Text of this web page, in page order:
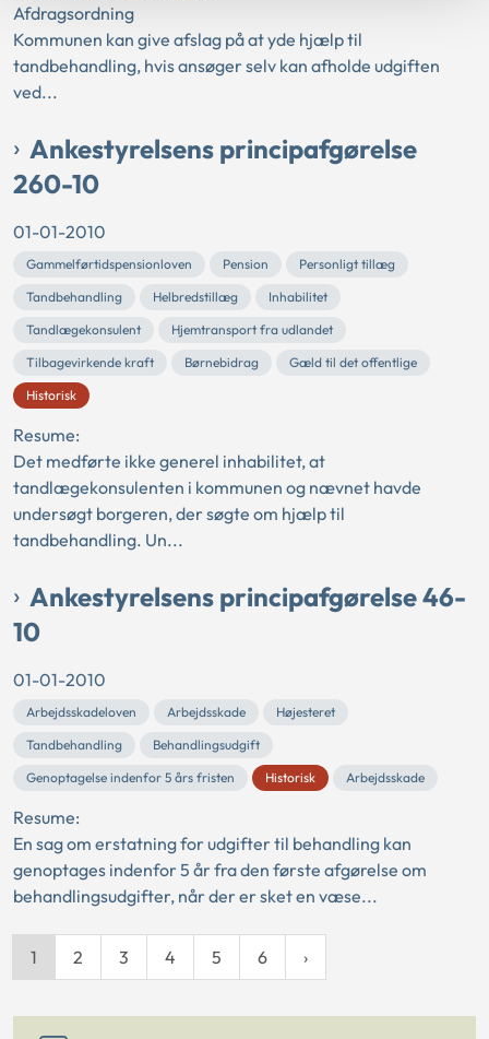
Afdragsordning
Kommunen kan give afslag på at yde hjælp til
tandbehandling, hvis ansøger selv kan afholde udgiften
ved...
Ankestyrelsens principafgørelse
260-10
01-01-2010
Gammelførtidspensionloven Pension
Personligt tillæg
Tandbehandling
Helbredstillæg
Inhabilitet
Tandlægekonsulent
Hjemtransport fra udlandet
Tilbagevirkende kraft
Børnebidrag
Gæld til det offentlige
Historisk
Resume:
Det medførte ikke generel inhabilitet, at
tandlægekonsulenten i kommunen og nævnet havde
undersøgt borgeren, der søgte om hjælp til
tandbehandling. Un...
Ankestyrelsens principafgørelse 46-
10
01-01-2010
Arbejdsskadeloven Arbejdsskade
Højesteret
Tandbehandling
Behandlingsudgift
Genoptagelse indenfor 5 års fristen
Historisk Arbejdsskade
Resume:
En sag om erstatning for udgifter til behandling kan
genoptages indenfor 5 år fra den første afgørelse om
behandlingsudgifter, når der er sket en væse...
1 2 3 4 5 6